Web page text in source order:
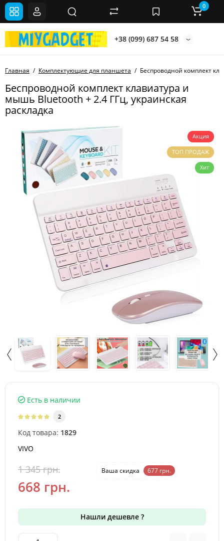
+38 (099) 687 54 58
0
Главная Комплектующие для планшета Беспроводной комплект
Беспроводной комплект клавиатура и
мышь Bluetooth + 2.4 ГГц, украинская
раскладка
Акция
ТОП ПРОДАЖ
Хит
Есть в наличии
2
Код товара: 1829
VIVO
1 345 грн. Ваша cкидка 677 грн.
668 грн.
Нашли дешевле ?